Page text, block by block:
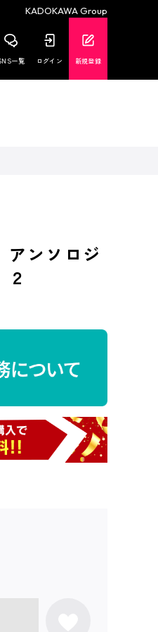
KADOKAWA Group
一覧 ログイン 新規登録
ンソロジ